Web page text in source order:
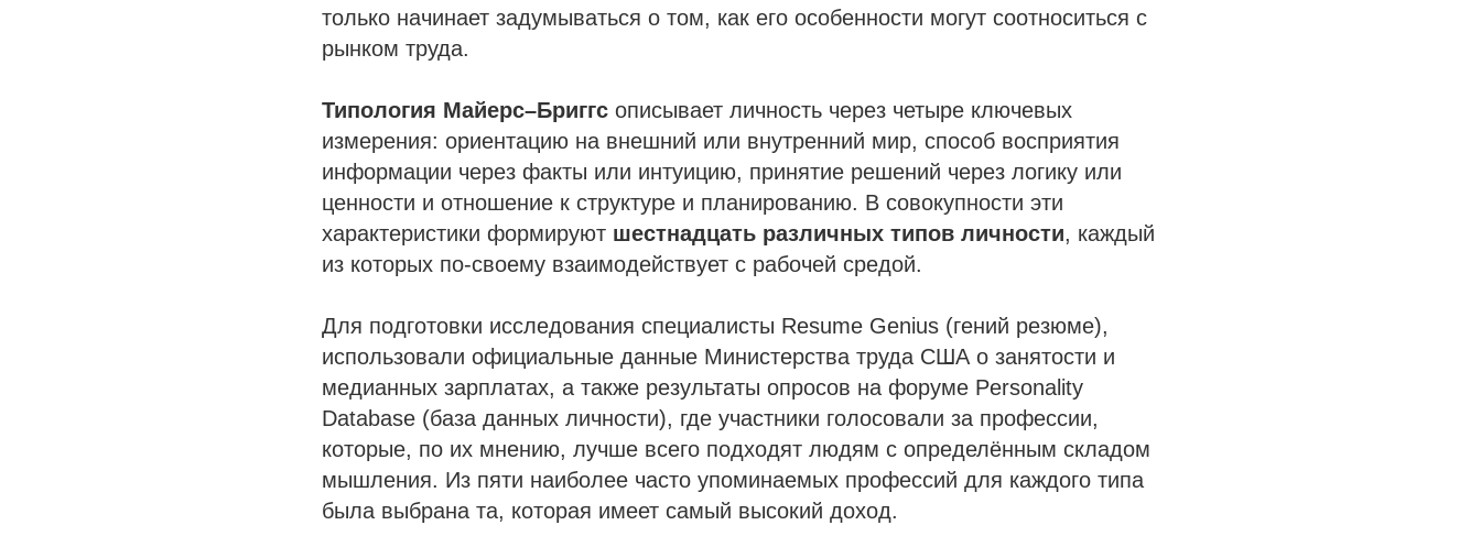
только начинает задумываться о том, как его особенности могут соотноситься с
рынком труда.
Типология Майерс–Бриггс описывает личность через четыре ключевых
измерения: ориентацию на внешний или внутренний мир, способ восприятия
информации через факты или интуицию, принятие решений через логику или
ценности и отношение к структуре и планированию. В совокупности эти
характеристики формируют шестнадцать различных типов личности, каждый
из которых по-своему взаимодействует с рабочей средой.
Для подготовки исследования специалисты Resume Genius (гений резюме),
использовали официальные данные Министерства труда США о занятости и
медианных зарплатах, а также результаты опросов на форуме Personality
Database (база данных личности), где участники голосовали за профессии,
которые, по их мнению, лучше всего подходят людям с определённым складом
мышления. Из пяти наиболее часто упоминаемых профессий для каждого типа
была выбрана та, которая имеет самый высокий доход.